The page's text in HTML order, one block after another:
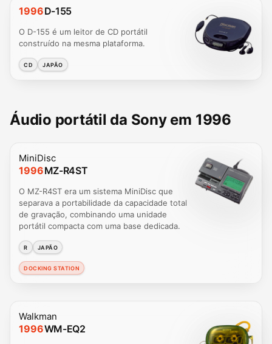
1996D-155
O D-155 é um leitor de CD portátil
construído na mesma plataforma.
CD JAPÃO
Áudio portátil da Sony em 1996
MiniDisc
1996MZ-R4ST
O MZ-R4ST era um sistema MiniDisc que
separava a portabilidade da capacidade total
de gravação, combinando uma unidade
portátil compacta com uma base dedicada.
R JAPÃO
DOCKING STATION
Walkman
1996WM-EQ2